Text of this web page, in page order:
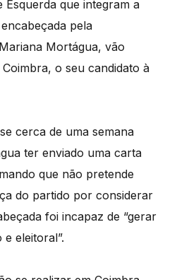
Esquerda que integram a
pela
Mortágua, vão
o seu candidato à
cerca de uma semana
ter enviado uma carta
que não pretende
do partido por considerar
foi incapaz de “gerar
eleitoral”.